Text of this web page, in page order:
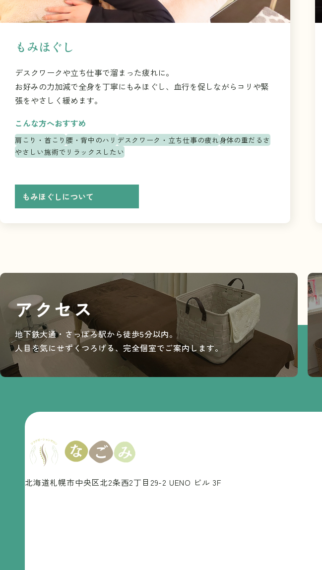
もみほぐし
デスクワークや立ち仕事で溜まった疲れに。
お好みの力加減で全身を丁寧にもみほぐし、血行を促しながらコリや緊
張をやさしく緩めます。
こんな方へおすすめ
肩こり・首こり 腰・背中のハリ デスクワーク・立ち仕事の疲れ身体の重だるさ
やさしい施術でリラックスしたい
もみほぐしについて
アクセス
地下鉄大通・さっぽろ駅から徒歩5分以内。
人目を気にせずくつろげる、完全個室でご案内します。
北海道札幌市中央区北2条西2丁目29-2 UENO ビル 3F